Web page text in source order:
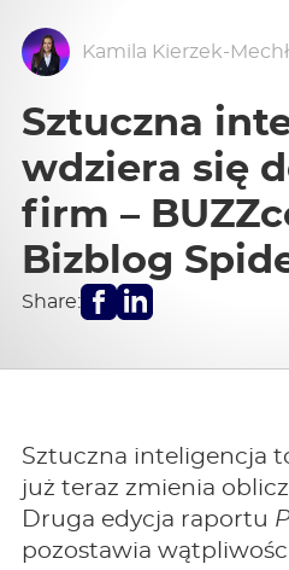
Kamila Kierzek-
Sztuczna
wdziera się
firm –
Bizblog
Share:
Sztuczna inteligencja
już teraz zmienia
Druga edycja raportu
pozostawia